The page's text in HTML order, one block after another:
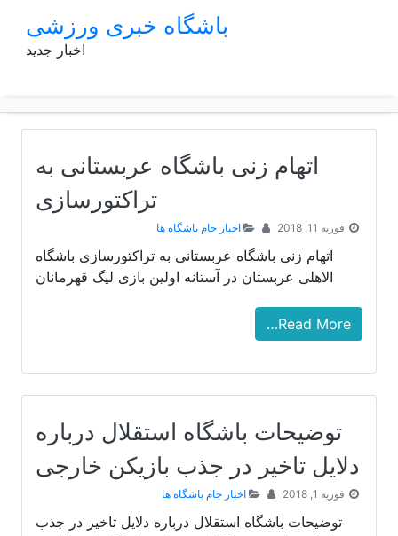
باشگاه خبری ورزشی
اخبار جدید
اتهام زنی باشگاه عربستانی به
تراکتورسازی
فوریه 11, 2018 اخبار جام باشگاه ها
اتهام زنی باشگاه عربستانی به تراکتورسازی باشگاه
الاهلی عربستان در آستانه اولین بازی لیگ قهرمانان
Read More…
توضیحات باشگاه استقلال درباره
دلایل تاخیر در جذب بازیکن خارجی
فوریه 1, 2018 اخبار جام باشگاه ها
توضیحات باشگاه استقلال درباره دلایل تاخیر در جذب